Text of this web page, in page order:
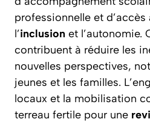
professionnelle et
l’inclusion et l’autonomie.
contribuent à réduire les
nouvelles perspectives,
jeunes et les familles.
locaux et la mobilisation
terreau fertile pour une